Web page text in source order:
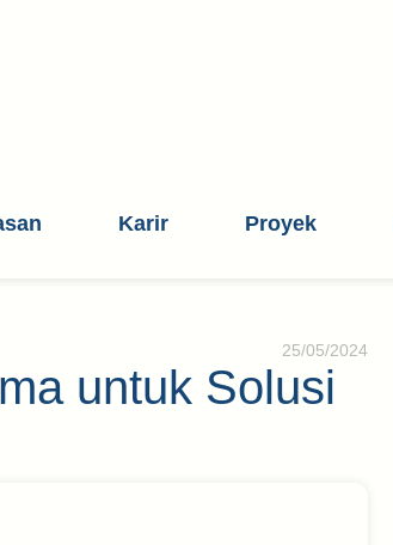
Karir Proyek
25/05/2024
untuk Solusi